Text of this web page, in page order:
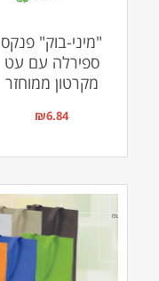
"מיני-בוק" פנקס
ספירלה עם עט
מקרטון ממוחזר
₪6.84